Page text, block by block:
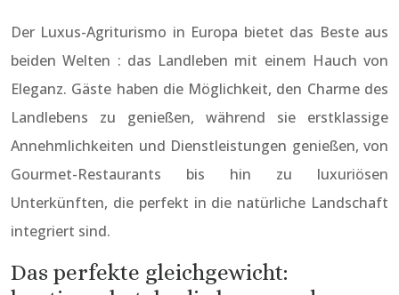
Der Luxus-Agriturismo in Europa bietet das Beste aus
beiden Welten : das Landleben mit einem Hauch von
Eleganz. Gäste haben die Möglichkeit, den Charme des
Landlebens zu genießen, während sie erstklassige
Annehmlichkeiten und Dienstleistungen genießen, von
Gourmet-Restaurants bis hin zu luxuriösen
Unterkünften, die perfekt in die natürliche Landschaft
integriert sind.
Das perfekte gleichgewicht: